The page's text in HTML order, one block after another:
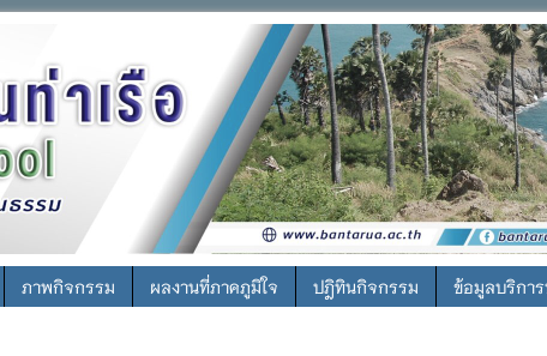
ภาพกิจกรรม ผลงานที่ภาคภูมิใจ ปฎิทินกิจกรรม ข้อมูลบริกา